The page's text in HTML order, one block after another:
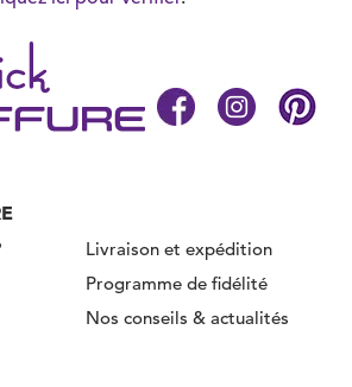
Livraison et expédition
Programme de fidélité
Nos conseils & actualités